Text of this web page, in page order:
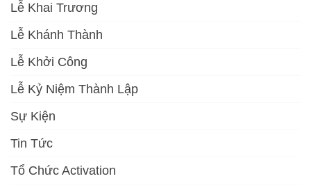
Lễ Khai Trương
Lễ Khánh Thành
Lễ Khởi Công
Lễ Kỷ Niệm Thành Lập
Sự Kiện
Tin Tức
Tổ Chức Activation